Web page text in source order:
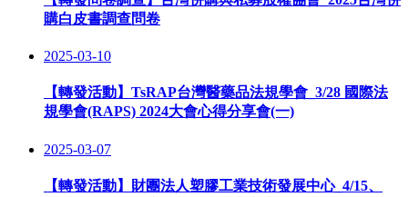
購白皮書調查問卷
2025-03-10
【轉發活動】TsRAP台灣醫藥品法規學會_3/28 國際法
規學會(RAPS) 2024大會心得分享會(一)
2025-03-07
【轉發活動】財團法人塑膠工業技術發展中心_4/15、